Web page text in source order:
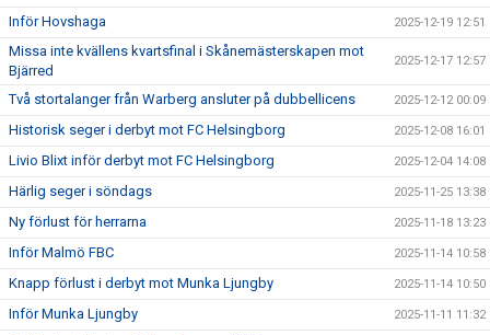
Inför Hovshaga 2025-12-19 12:51
Missa inte kvällens kvartsfinal i Skånemästerskapen mot
Bjärred
2025-12-17 12:57
Två stortalanger från Warberg ansluter på dubbellicens 2025-12-12 00:09
Historisk seger i derbyt mot FC Helsingborg 2025-12-08 16:01
Livio Blixt inför derbyt mot FC Helsingborg 2025-12-04 14:08
Härlig seger i söndags 2025-11-25 13:38
Ny förlust för herrarna 2025-11-18 13:23
Inför Malmö FBC 2025-11-14 10:58
Knapp förlust i derbyt mot Munka Ljungby 2025-11-14 10:50
Inför Munka Ljungby 2025-11-11 11:32